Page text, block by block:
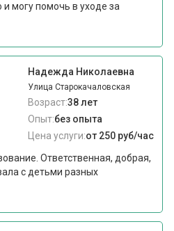
могу помочь в уходе за
Надежда Николаевна
Улица Старокачаловская
Возраст:38 лет
Опыт:без опыта
Цена услуги:от 250 руб/час
Ответственная, добрая,
с детьми разных